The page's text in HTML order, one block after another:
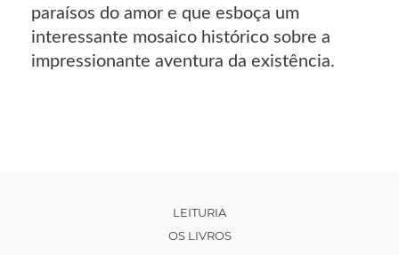
paraísos do amor e que esboça um
interessante mosaico histórico sobre a
impressionante aventura da existência.
LEITURIA
OS LIVROS